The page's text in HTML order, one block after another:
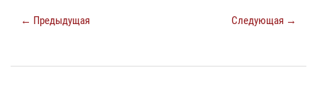
← Предыдущая Следующая →